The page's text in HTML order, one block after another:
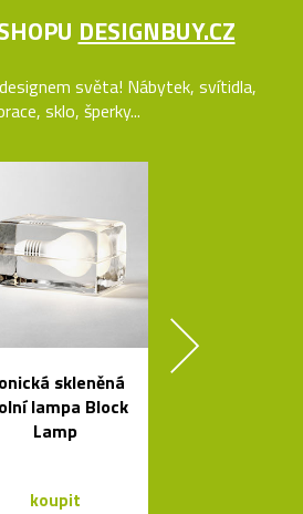
DESIGNBUY.CZ
světa! Nábytek, svítidla,
sklo, šperky...
skleněná
lampa Block
Lamp
koupit